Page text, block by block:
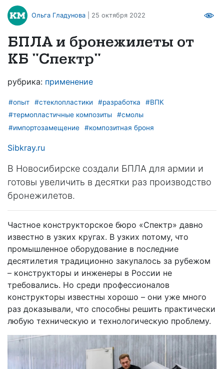
Ольга Гладунова | 25 октября 2022
БПЛА и бронежилеты от
КБ "Спектр"
рубрика: применение
#опыт #стеклопластики #разработка
#ВПК
#термопластичные композиты
#смолы
#импортозамещение
#композитная броня
Sibkray.ru
В Новосибирске создали БПЛА для армии и
готовы увеличить в десятки раз производство
бронежилетов.
Частное конструкторское бюро «Спектр» давно
известно в узких кругах. В узких потому, что
промышленное оборудование в последние
десятилетия традиционно закупалось за рубежом
– конструкторы и инженеры в России не
требовались. Но среди профессионалов
конструкторы известны хорошо – они уже много
раз доказывали, что способны решить практически
любую техническую и технологическую проблему.